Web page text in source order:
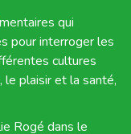
qui
pour interroger les
cultures
le plaisir et la santé,
Rogé dans le